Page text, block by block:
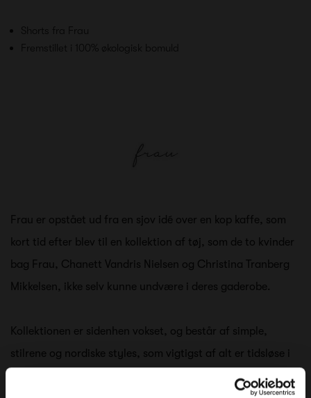
Shorts fra Frau
Fremstillet i 100% økologisk bomuld
Frau er opstået ud fra en sjov idé over en kop kaffe, som
kort tid efter blev til en kollektion af tøj, som de to kvinder
bag Frau, Chanett Vandris Nielsen og Christina Tranberg
Mikkelsen, ikke selv kunne undvære i deres gaderobe.
Kollektionen er sidenhen vokset, og består af simple,
stilrene og nordiske styles, som vigtigst af alt er tidsløse i
både design og farvevalg, så du kan tage tøjet frem,